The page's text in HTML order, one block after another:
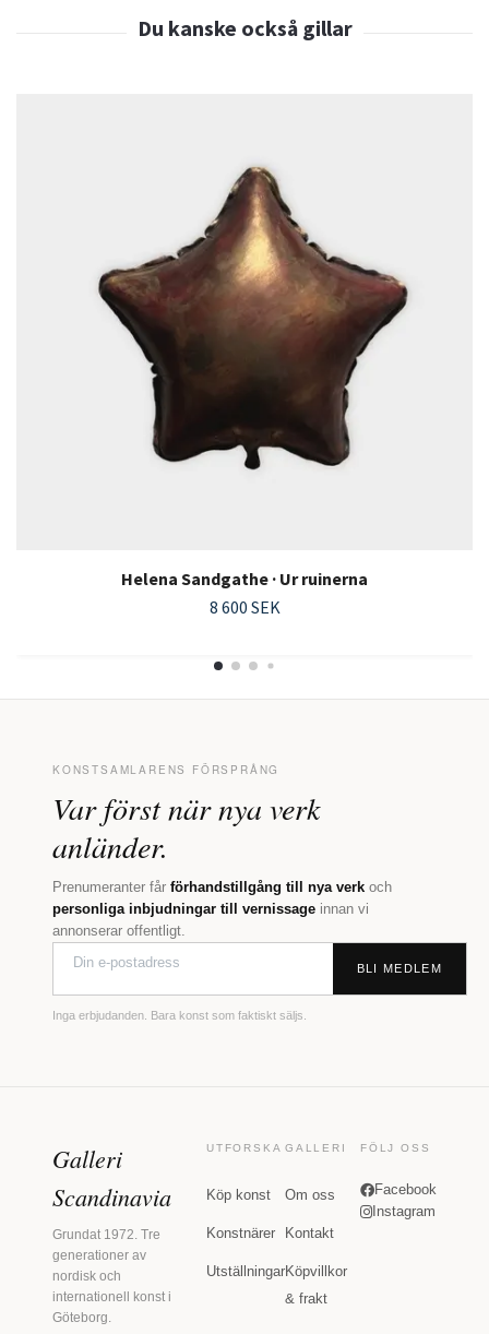
Helena Sandgathe · Ur ruinerna
8 600 SEK
KONSTSAMLARENS FÖRSPRÅNG
Var först när nya verk
anländer.
Prenumeranter får förhandstillgång till nya verk och
personliga inbjudningar till vernissage innan vi
annonserar offentligt.
BLI MEDLEM
Inga erbjudanden. Bara konst som faktiskt säljs.
Galleri
Scandinavia
Grundat 1972. Tre
generationer av
nordisk och
internationell konst i
Göteborg.
UTFORSKA
Köp konst
Konstnärer
Utställningar
GALLERI
Om oss
Kontakt
Köpvillkor
& frakt
FÖLJ OSS
Facebook
Instagram